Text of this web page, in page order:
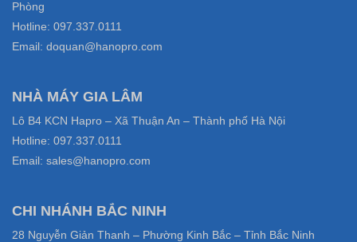
Phòng
Hotline: 097.337.0111
Email: doquan@hanopro.com
NHÀ MÁY GIA LÂM
Lô B4 KCN Hapro – Xã Thuận An – Thành phố Hà Nội
Hotline: 097.337.0111
Email: sales@hanopro.com
CHI NHÁNH BẮC NINH
28 Nguyễn Giản Thanh – Phường Kinh Bắc – Tỉnh Bắc Ninh